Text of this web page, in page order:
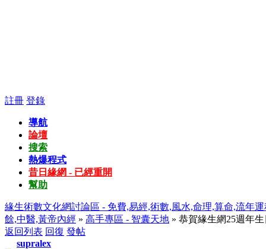
註冊 登錄
導航
論壇
搜索
熱爆程式
昔日緣網 - 已經重開
幫助
緣生術數文化網討論區 - 免費,易經,術數,風水,命理,算命,流年
餘,中醫,黃帝內經 » 高手專區 - 智囊天地 » 恭賀緣生網25週年
返回列表 回復 發帖
supralex